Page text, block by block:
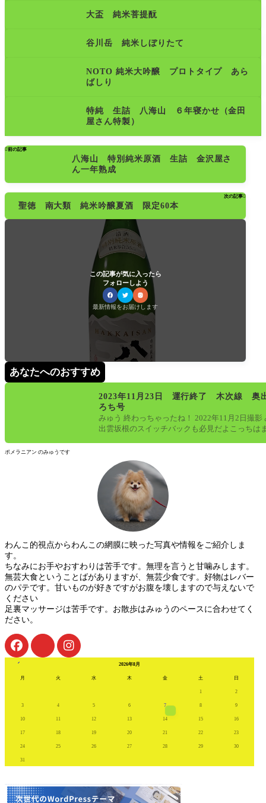
大盃 純米菩提酛
谷川岳 純米しぼりたて
NOTO 純米大吟醸 プロトタイプ あら
ばしり
特純 生詰 八海山 ６年寝かせ（金田
屋さん特製）
前の記事
八海山 特別純米原酒 生詰 金沢屋さ
ん一年熟成
次の記事
聖徳 南大類 純米吟醸夏酒 限定60本
この記事が気に入ったら
フォローしよう
最新情報をお届けします
ポメラニアン のみゅうです
わんこ的視点からわんこの網膜に映った写真や情報をご紹介しま
す。
ちなみにお手やおすわりは苦手です。無理を言うと甘噛みします。
無芸大食ということばがありますが、無芸少食です。好物はレバー
のパテです。甘いものが好きですがお腹を壊しますので与えないで
ください
足裏マッサージは苦手です。お散歩はみゅうのペースに合わせてく
ださい。
2026年8月
月 火 水 木 金 土 日
1 2
3 4 5 6 7 8 9
10 11 12 13 14 15 16
17 18 19 20 21 22 23
24 25 26 27 28 29 30
31
あなたへのおすすめ
2023年11月23日 運行終了 木次線 奥
ろち号
みゅう 終わっちゃったね！ 2022年11月2日撮影
出雲坂根のスイッチバックも必見だよこっちは